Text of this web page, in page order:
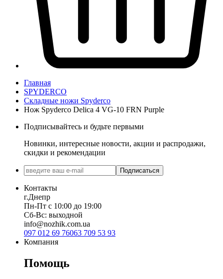
Главная
SPYDERCO
Складные ножи Spyderco
Нож Spyderco Delica 4 VG-10 FRN Purple
Подписывайтесь и будьте первыми
Новинки, интересные новости, акции и распродажи,
скидки и рекомендации
Подписаться
Контакты
г.Днепр
Пн-Пт с 10:00 до 19:00
Сб-Вс: выходной
info@nozhik.com.ua
097 012 69 76063 709 53 93
Компания
Помощь